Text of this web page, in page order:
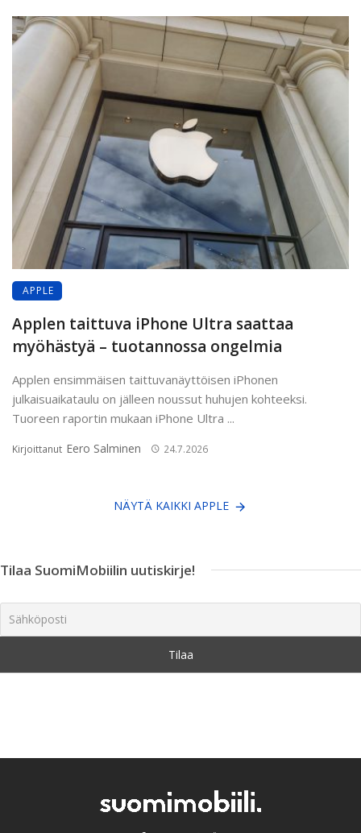
APPLE
Applen taittuva iPhone Ultra saattaa
myöhästyä – tuotannossa ongelmia
Applen ensimmäisen taittuvanäyttöisen iPhonen
julkaisuaikataulu on jälleen noussut huhujen kohteeksi.
Tuoreen raportin mukaan iPhone Ultra ...
Kirjoittanut Eero Salminen 24.7.2026
NÄYTÄ KAIKKI APPLE
Tilaa SuomiMobiilin uutiskirje!